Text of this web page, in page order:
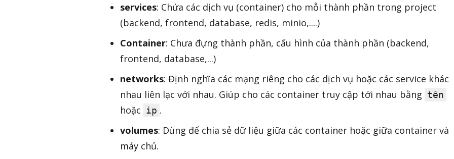
services: Chứa các dịch vụ (container) cho mỗi thành phần trong project
(backend, frontend, database, redis, minio,....)
Container: Chưa đựng thành phần, cấu hình của thành phần (backend,
frontend, database,...)
networks: Định nghĩa các mạng riêng cho các dịch vụ hoặc các service khác
nhau liên lạc với nhau. Giúp cho các container truy cập tới nhau bằng tên
hoặc ip .
volumes: Dùng để chia sẻ dữ liệu giữa các container hoặc giữa container và
máy chủ.